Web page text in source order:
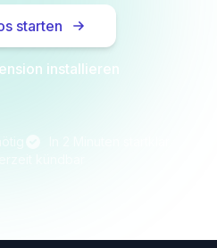
starten
installieren